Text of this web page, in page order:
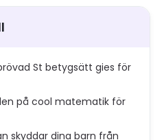
St betygsätt gies för
på cool matematik för
skyddar dina barn från